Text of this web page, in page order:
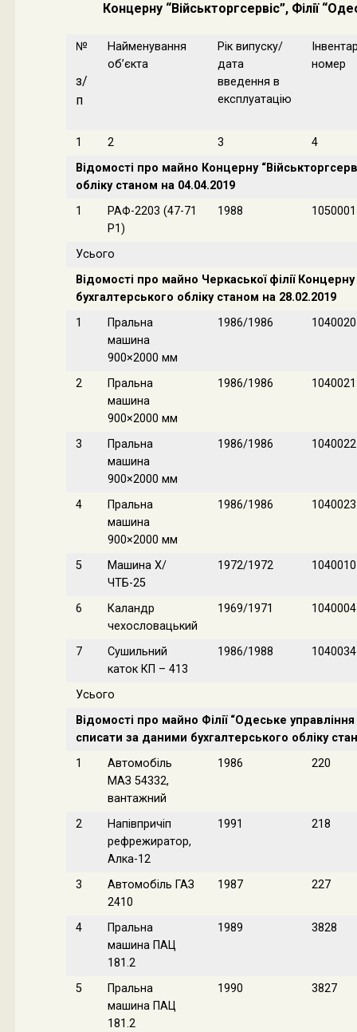
Концерну “Військторгсервіс”, Філії
№
з/
п
Найменування
об’єкта
Рік випуску/
дата
введення в
експлуатацію
номер
1 2 3
4
Відомості про майно Концерну
обліку станом на 04.04.2019
1
РАФ-2203 (47-71
Р1)
1988
Усього
Відомості про майно Черкаської філії
бухгалтерського обліку станом на 28.02.2019
1
Пральна
машина
900×2000 мм
1986/1986 1040020
2
Пральна
машина
900×2000 мм
1986/1986 1040021
3
Пральна
машина
900×2000 мм
1986/1986 1040022
4
Пральна
машина
900×2000 мм
1986/1986 1040023
5
Машина Х/
ЧТБ-25
1972/1972 1040010
6
Каландр
чехословацький
1969/1971 1040004
7
Сушильний
каток КП – 413
1986/1988 1040034
Усього
Відомості про майно Філії “Одеське
списати за даними бухгалтерського обліку
1
Автомобіль
МАЗ 54332,
вантажний
1986 220
2
Напівпричіп
рефрежиратор,
Алка-12
1991 218
3
Автомобіль ГАЗ
2410
1987 227
4
Пральна
машина ПАЦ
181.2
1989 3828
5
Пральна
машина ПАЦ
181.2
1990 3827